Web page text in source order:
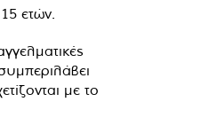
ετών.
με το